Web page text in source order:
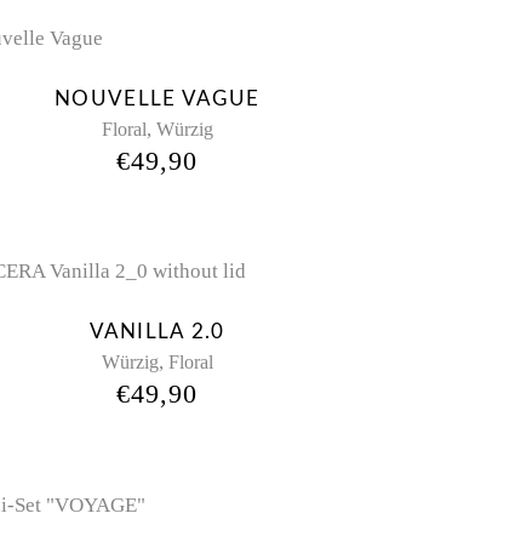
NOUVELLE VAGUE
Floral, Würzig
€49,90
VANILLA 2.0
Würzig, Floral
€49,90